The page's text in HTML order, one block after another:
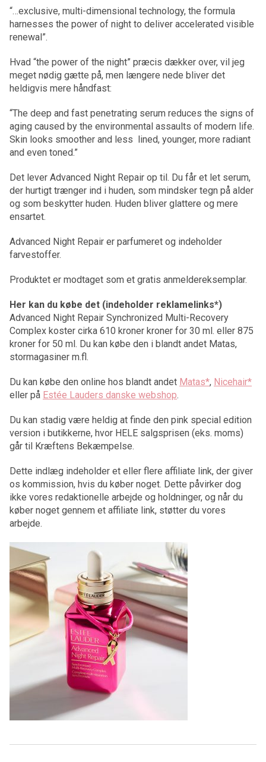
“…exclusive, multi-dimensional technology, the formula
harnesses the power of night to deliver accelerated visible
renewal”.
Hvad “the power of the night” præcis dækker over, vil jeg
meget nødig gætte på, men længere nede bliver det
heldigvis mere håndfast:
“The deep and fast penetrating serum reduces the signs of
aging caused by the environmental assaults of modern life.
Skin looks smoother and less lined, younger, more radiant
and even toned.”
Det lever Advanced Night Repair op til. Du får et let serum,
der hurtigt trænger ind i huden, som mindsker tegn på alder
og som beskytter huden. Huden bliver glattere og mere
ensartet.
Advanced Night Repair er parfumeret og indeholder
farvestoffer.
Produktet er modtaget som et gratis anmeldereksemplar.
Her kan du købe det (indeholder reklamelinks*)
Advanced Night Repair Synchronized Multi-Recovery
Complex koster cirka 610 kroner kroner for 30 ml. eller 875
kroner for 50 ml. Du kan købe den i blandt andet Matas,
stormagasiner m.fl.
Du kan købe den online hos blandt andet Matas*, Nicehair*
eller på Estée Lauders danske webshop.
Du kan stadig være heldig at finde den pink special edition
version i butikkerne, hvor HELE salgsprisen (eks. moms)
går til Kræftens Bekæmpelse.
Dette indlæg indeholder et eller flere affiliate link, der giver
os kommission, hvis du køber noget. Dette påvirker dog
ikke vores redaktionelle arbejde og holdninger, og når du
køber noget gennem et affiliate link, støtter du vores
arbejde.